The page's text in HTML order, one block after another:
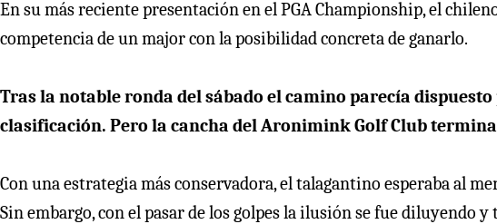
En su más reciente presentación en el PGA Championship, el
competencia de un major con la posibilidad concreta de ganarlo.
Tras la notable ronda del sábado el camino parecía
clasificación. Pero la cancha del Aronimink Golf Club
Con una estrategia más conservadora, el talagantino esperaba al
Sin embargo, con el pasar de los golpes la ilusión se fue diluyendo